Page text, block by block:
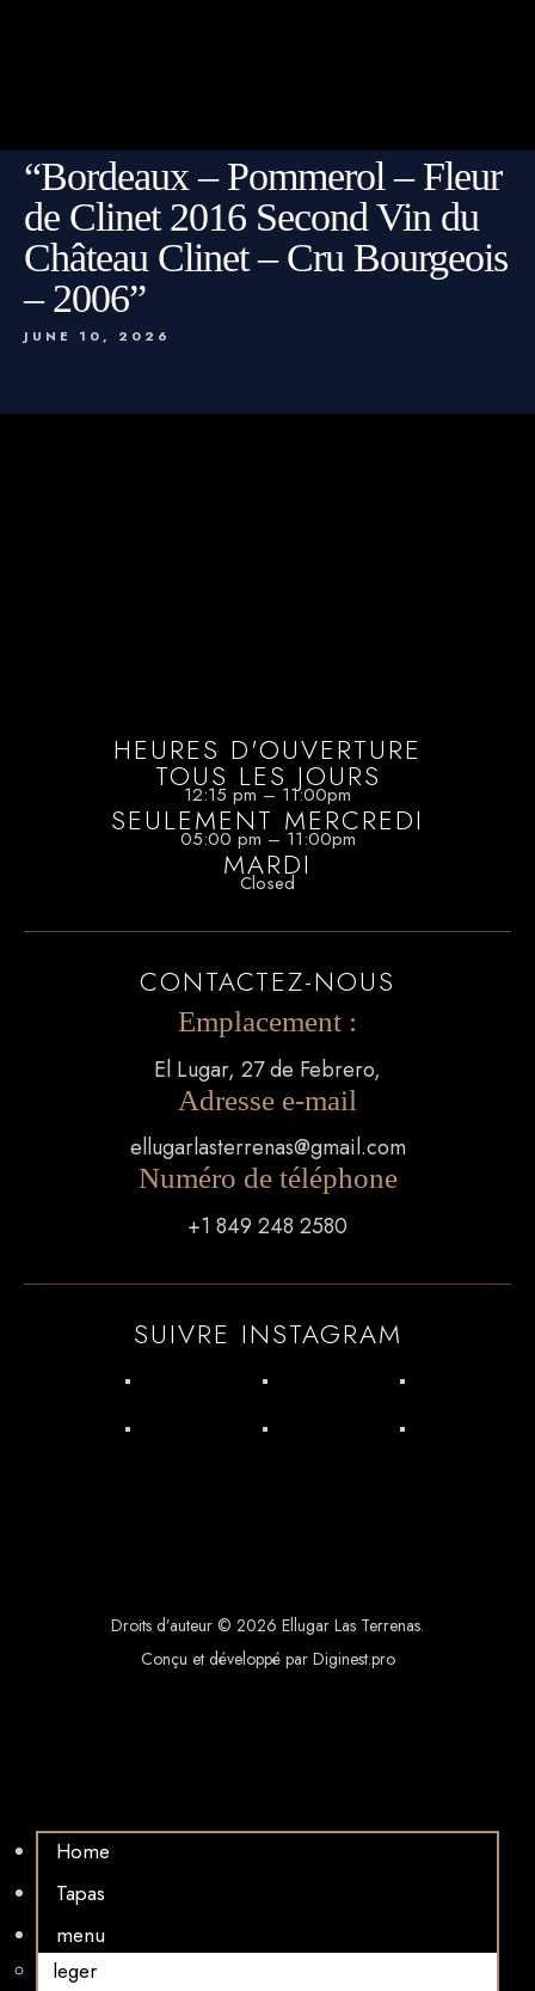
“Bordeaux – Pommerol – Fleur
de Clinet 2016 Second Vin du
Château Clinet – Cru Bourgeois
– 2006”
JUNE 10, 2026
HEURES D'OUVERTURE
TOUS LES JOURS
12:15 pm – 11:00pm
SEULEMENT MERCREDI
05:00 pm – 11:00pm
MARDI
Closed
CONTACTEZ-NOUS
Emplacement :
El Lugar, 27 de Febrero,
Adresse e-mail
ellugarlasterrenas@gmail.com
Numéro de téléphone
+1 849 248 2580
SUIVRE INSTAGRAM
Droits d’auteur © 2026 Ellugar Las Terrenas.
Conçu et développé par Diginest.pro
Home
Tapas
menu
leger